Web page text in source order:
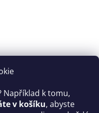
Například k tomu,
v košíku, abyste